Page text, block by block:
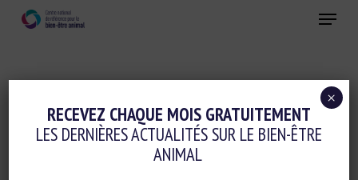
Menu
Evaluation du bien-être animal et Etiquetage
ANIMAL WELFARE AND BIOSECURITY
RECEVEZ CHAQUE MOIS GRATUITEMENT
LES DERNIÈRES ACTUALITÉS SUR LE BIEN-ÊTRE
ANIMAL
×